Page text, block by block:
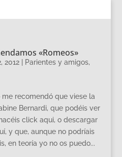
«Romeos»
2012| Parientes y amigos,
recomendó que viese la
Bernardi, que podéis ver
click aqui, o descargar
y que, aunque no podríais
en teoría yo no os puedo...